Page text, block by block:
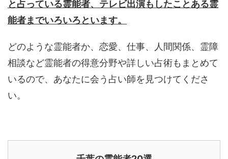
と占っている霊能者、テレビ出演もしたことある霊
能者までいろいろといます。
どのような霊能者か、恋愛、仕事、人間関係、霊障
相談など霊能者の得意分野や詳しい占術もまとめて
いるので、あなたに会う占い師を見つけてくださ
い。